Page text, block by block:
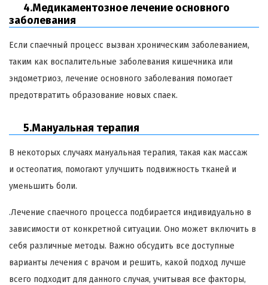
4.Медикаментозное лечение основного
заболевания
Если спаечный процесс вызван хроническим заболеванием,
таким как воспалительные заболевания кишечника или
эндометриоз, лечение основного заболевания помогает
предотвратить образование новых спаек.
5.Мануальная терапия
В некоторых случаях мануальная терапия, такая как массаж
и остеопатия, помогают улучшить подвижность тканей и
уменьшить боли.
.Лечение спаечного процесса подбирается индивидуально в
зависимости от конкретной ситуации. Оно может включить в
себя различные методы. Важно обсудить все доступные
варианты лечения с врачом и решить, какой подход лучше
всего подходит для данного случая, учитывая все факторы,